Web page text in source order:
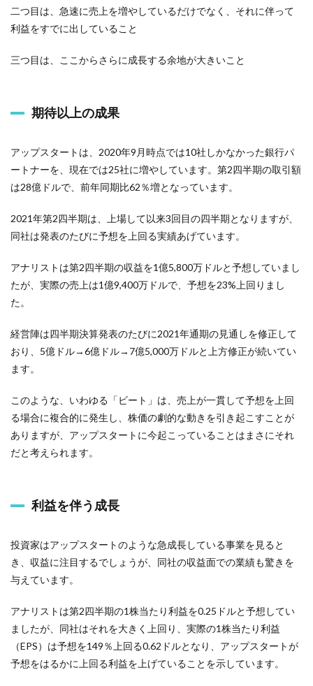
二つ目は、急速に売上を増やしているだけでなく、それに伴って
利益をすでに出していること
三つ目は、ここからさらに成長する余地が大きいこと
期待以上の成果
アップスタートは、2020年9月時点では10社しかなかった銀行パ
ートナーを、現在では25社に増やしています。第2四半期の取引額
は28億ドルで、前年同期比62％増となっています。
2021年第2四半期は、上場して以来3回目の四半期となりますが、
同社は発表のたびに予想を上回る実績あげています。
アナリストは第2四半期の収益を1億5,800万ドルと予想していまし
たが、実際の売上は1億9,400万ドルで、予想を23%上回りまし
た。
経営陣は四半期決算発表のたびに2021年通期の見通しを修正して
おり、5億ドル→6億ドル→7億5,000万ドルと上方修正が続いてい
ます。
このような、いわゆる「ビート」は、売上が一貫して予想を上回
る場合に複合的に発生し、株価の劇的な動きを引き起こすことが
ありますが、アップスタートに今起こっていることはまさにそれ
だと考えられます。
利益を伴う成長
投資家はアップスタートのような急成長している事業を見ると
き、収益に注目するでしょうが、同社の収益面での業績も驚きを
与えています。
アナリストは第2四半期の1株当たり利益を0.25ドルと予想してい
ましたが、同社はそれを大きく上回り、実際の1株当たり利益
（EPS）は予想を149％上回る0.62ドルとなり、アップスタートが
予想をはるかに上回る利益を上げていることを示しています。